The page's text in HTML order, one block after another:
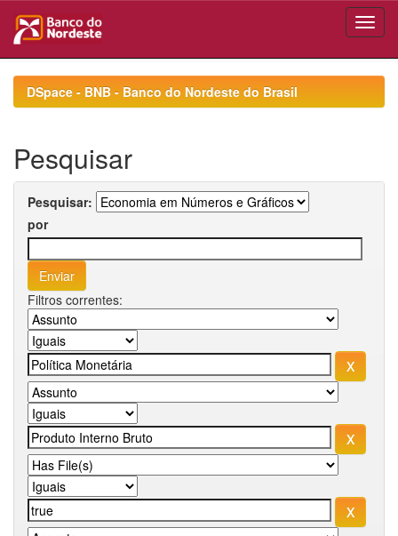
navigationDSpace - BNB - Banco do Nordeste do Brasil
Pesquisar
Pesquisar:
por
Filtros correntes: